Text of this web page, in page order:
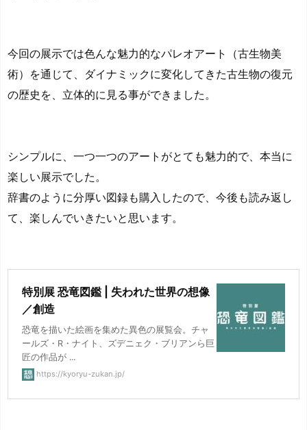
今回の展示では色んな魅力的なパレオアート（古生物美
術）を通じて、ダイナミックに変化してきた古生物の復元
の歴史を、立体的に見る事ができました。
シンプルに、一つ一つのアートがとても魅力的で、本当に
楽しい展示でした。
辞書のように分厚い図録も購入したので、今後も読み返し
て、楽しんでいきたいと思います。
特別展 恐竜図鑑 | 失われた世界の想像
／創造
恐竜を描いた絵画を集めた異色の展覧会。チャ
ールズ・R・ナイト、ズデニェク・ブリアンら巨
匠の作品が ...
https://kyoryu-zukan.jp/